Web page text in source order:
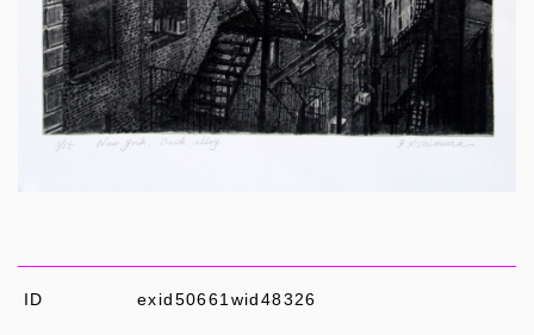
ID exid50661wid48326